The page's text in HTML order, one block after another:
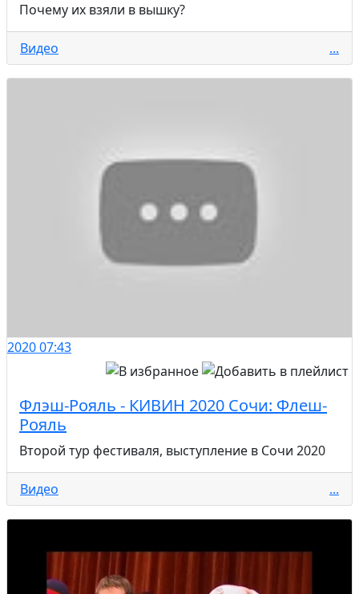
Почему их взяли в вышку?
Видео ...
202007:43
Флэш-Рояль - КИВИН 2020 Сочи: Флеш-
Рояль
Второй тур фестиваля, выступление в Сочи 2020
Видео ...